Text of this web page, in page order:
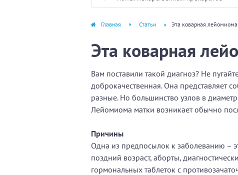
Главная Статьи Эта коварная
Эта коварная
Вам поставили такой диагноз? Не
доброкачественная. Она представляет
разные. Но большинство узлов в
Лейомиома матки возникает обычно
Причины
Одна из предпосылок к заболеванию –
поздний возраст, аборты,
гормональных таблеток с